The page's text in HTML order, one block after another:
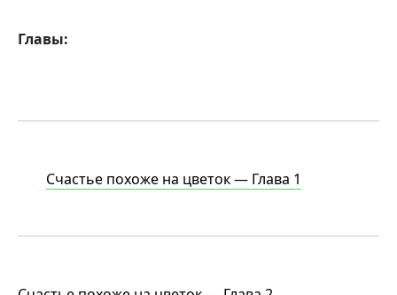
Главы:
Счастье похоже на цветок — Глава 1